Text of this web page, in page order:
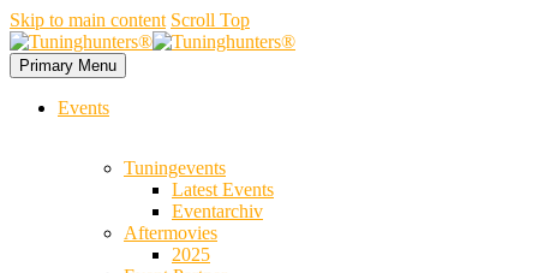
Skip to main content Scroll Top
Primary Menu
Events
Tuningevents
Latest Events
Eventarchiv
Aftermovies
2025